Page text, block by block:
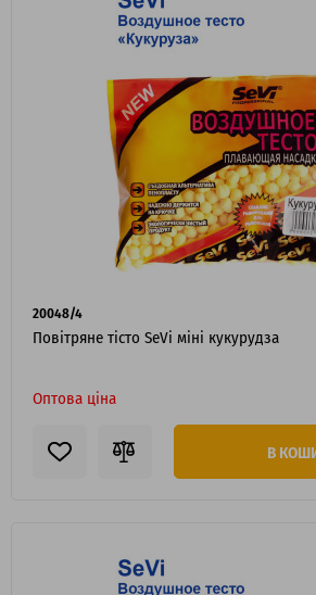
20048/4
Повітряне тісто SeVi міні кукурудза
Оптова ціна
В